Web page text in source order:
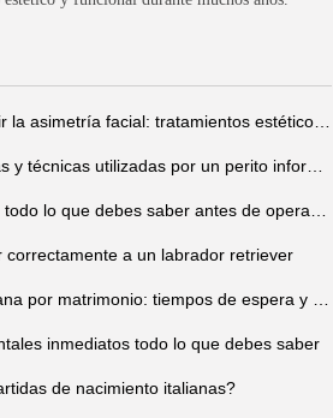
correctamente a un labrador retriever
inmediatos todo lo que debes saber
de nacimiento italianas?